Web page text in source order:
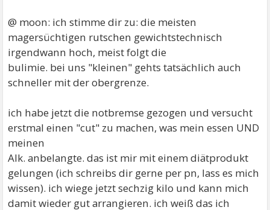
@ moon: ich stimme dir zu: die meisten
magersüchtigen rutschen gewichtstechnisch
irgendwann hoch, meist folgt die
bulimie. bei uns "kleinen" gehts tatsächlich auch
schneller mit der obergrenze.
ich habe jetzt die notbremse gezogen und versucht
erstmal einen "cut" zu machen, was mein essen UND
meinen
Alk. anbelangte. das ist mir mit einem diätprodukt
gelungen (ich schreibs dir gerne per pn, lass es mich
wissen). ich wiege jetzt sechzig kilo und kann mich
damit wieder gut arrangieren. ich weiß das ich